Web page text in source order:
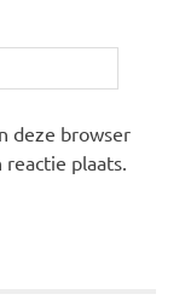
deze browser
plaats.